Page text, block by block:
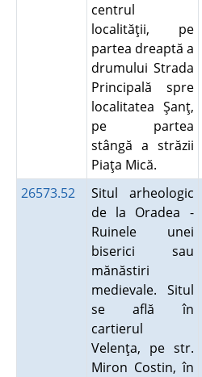
centrul
localităţii, pe
partea dreaptă a
drumului Strada
Principală spre
localitatea Şanţ,
pe partea
stângă a străzii
Piaţa Mică.
26573.52
Situl arheologic
de la Oradea -
Ruinele unei
biserici sau
mănăstiri
medievale. Situl
se află în
cartierul
Velenţa, pe str.
Miron Costin, în